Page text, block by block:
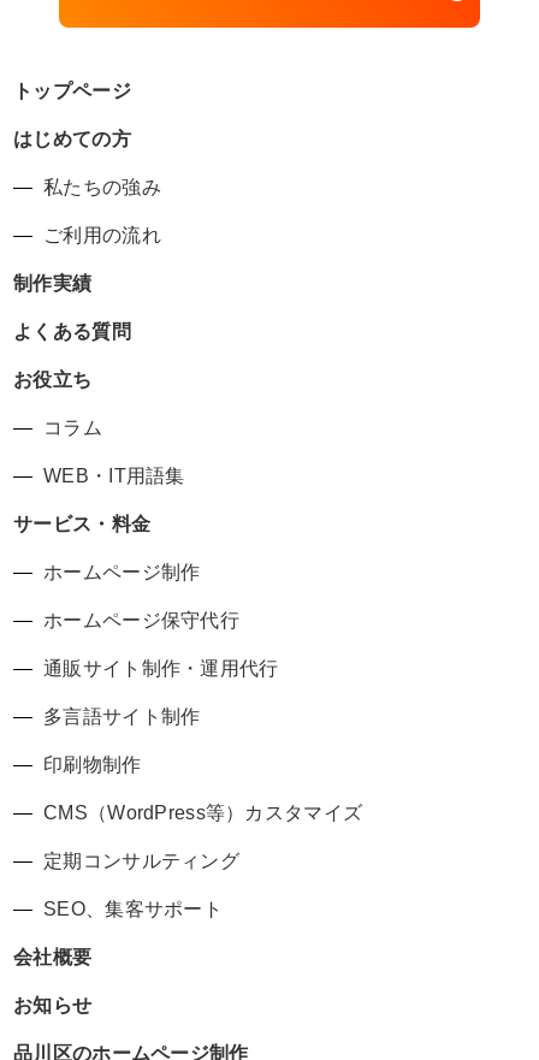
トップページ
はじめての方
私たちの強み
ご利用の流れ
制作実績
よくある質問
お役立ち
コラム
WEB・IT用語集
サービス・料金
ホームページ制作
ホームページ保守代行
通販サイト制作・運用代行
多言語サイト制作
印刷物制作
CMS（WordPress等）カスタマイズ
定期コンサルティング
SEO、集客サポート
会社概要
お知らせ
品川区のホームページ制作